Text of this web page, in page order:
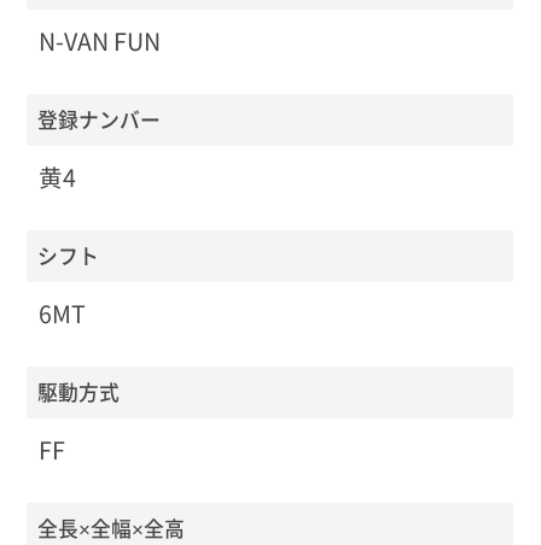
N-VAN FUN
登録ナンバー
黄4
シフト
6MT
駆動方式
FF
全長×全幅×全高